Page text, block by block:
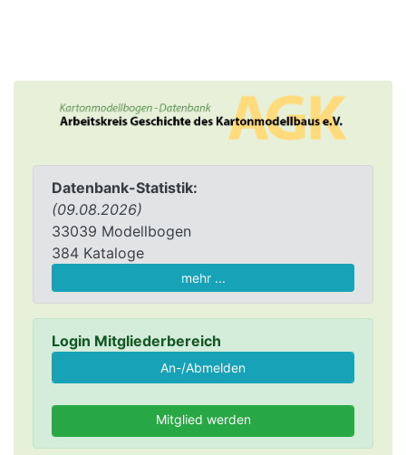
Datenbank-Statistik:
(09.08.2026)
33039 Modellbogen
384 Kataloge
mehr ...
Login Mitgliederbereich
Mitglied werden